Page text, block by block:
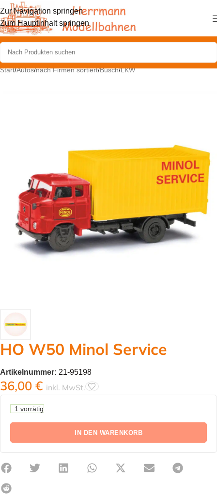
Zur Navigation springen
Zum Hauptinhalt springen
Start/Autos/nach Firmen sortiert/Busch/LKW
HO W50 Minol Service
Artikelnummer: 21-95198
36,00 € inkl. MwSt.
1 vorrätig
IN DEN WARENKORB